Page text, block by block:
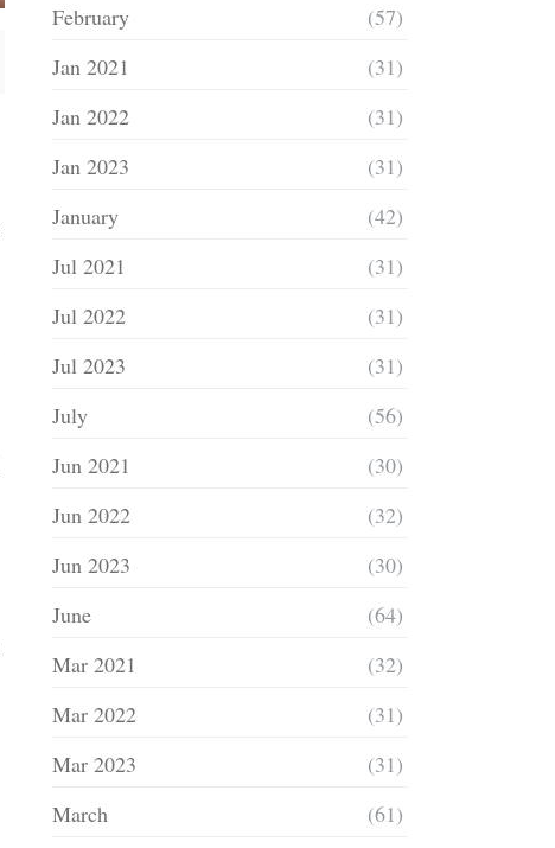
February
(57)
Jan 2021
(31)
Jan 2022
(31)
Jan 2023
(31)
January
(42)
Jul 2021
(31)
Jul 2022
(31)
Jul 2023
(31)
July
(56)
Jun 2021
(30)
Jun 2022
(32)
Jun 2023
(30)
June
(64)
Mar 2021
(32)
Mar 2022
(31)
Mar 2023
(31)
March
(61)